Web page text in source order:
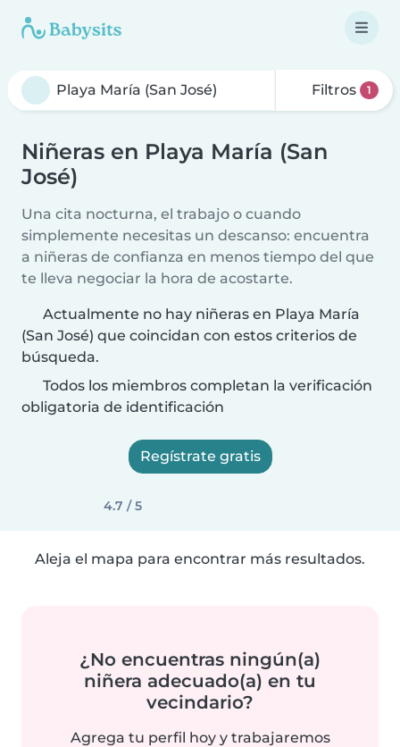
Filtros 1
Niñeras en Playa María (San
José)
Una cita nocturna, el trabajo o cuando
simplemente necesitas un descanso: encuentra
a niñeras de confianza en menos tiempo del que
te lleva negociar la hora de acostarte.
Actualmente no hay niñeras en Playa María
(San José) que coincidan con estos criterios de
búsqueda.
Todos los miembros completan la verificación
obligatoria de identificación
Regístrate gratis
4.7 / 5
Aleja el mapa para encontrar más resultados.
¿No encuentras ningún(a)
niñera adecuado(a) en tu
vecindario?
Agrega tu perfil hoy y trabajaremos